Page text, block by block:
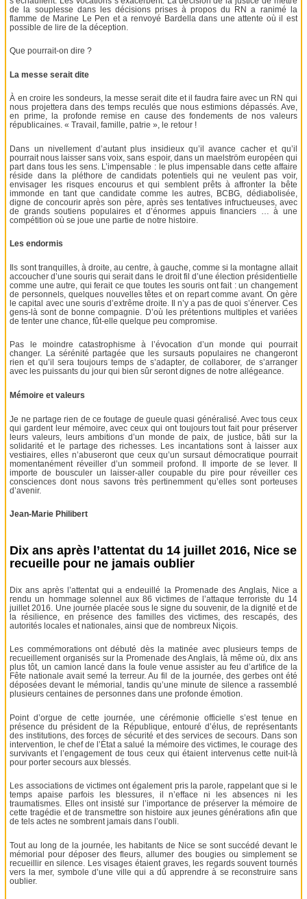
de la souplesse dans les décisions prises à propos du RN a ranimé la
flamme de Marine Le Pen et a renvoyé Bardella dans une attente où il est
possible de lire de la déception.
Que pourrait-on dire ?
La messe serait dite
À en croire les sondeurs, la messe serait dite et il faudra faire avec un RN qui
nous projettera dans des temps reculés que nous estimions dépassés. Ave,
en prime, la profonde remise en cause des fondements de nos valeurs
républicaines. « Travail, famille, patrie », le retour !
Dans un nivellement d’autant plus insidieux qu’il avance cacher et qu’il
pourrait nous laisser sans voix, sans espoir, dans un maelström européen qui
part dans tous les sens. L’impensable : le plus impensable dans cette affaire
réside dans la pléthore de candidats potentiels qui ne veulent pas voir,
envisager les risques encourus et qui semblent prêts à affronter la bête
immonde en tant que candidate comme les autres, BCBG, dédiabolisée,
digne de concourir après son père, après ses tentatives infructueuses, avec
de grands soutiens populaires et d’énormes appuis financiers … à une
compétition où se joue une partie de notre histoire.
Les endormis
Ils sont tranquilles, à droite, au centre, à gauche, comme si la montagne allait
accoucher d’une souris qui serait dans le droit fil d’une élection présidentielle
comme une autre, qui ferait ce que toutes les souris ont fait : un changement
de personnels, quelques nouvelles têtes et on repart comme avant. On gère
le capital avec une souris d’extrême droite. Il n’y a pas de quoi s’énerver. Ces
gens-là sont de bonne compagnie. D’où les prétentions multiples et variées
de tenter une chance, fût-elle quelque peu compromise.
Pas le moindre catastrophisme à l’évocation d’un monde qui pourrait
changer. La sérénité partagée que les sursauts populaires ne changeront
rien et qu’il sera toujours temps de s’adapter, de collaborer, de s’arranger
avec les puissants du jour qui bien sûr seront dignes de notre allégeance.
Mémoire et valeurs
Je ne partage rien de ce foutage de gueule quasi généralisé. Avec tous ceux
qui gardent leur mémoire, avec ceux qui ont toujours tout fait pour préserver
leurs valeurs, leurs ambitions d’un monde de paix, de justice, bâti sur la
solidarité et le partage des richesses. Les incantations sont à laisser aux
vestiaires, elles n’abuseront que ceux qu’un sursaut démocratique pourrait
momentanément réveiller d’un sommeil profond. Il importe de se lever. Il
importe de bousculer un laisser-aller coupable du pire pour réveiller ces
consciences dont nous savons très pertinemment qu’elles sont porteuses
d’avenir.
Jean-Marie Philibert
Dix ans après l’attentat du 14 juillet 2016, Nice se
recueille pour ne jamais oublier
Dix ans après l’attentat qui a endeuillé la Promenade des Anglais, Nice a
rendu un hommage solennel aux 86 victimes de l’attaque terroriste du 14
juillet 2016. Une journée placée sous le signe du souvenir, de la dignité et de
la résilience, en présence des familles des victimes, des rescapés, des
autorités locales et nationales, ainsi que de nombreux Niçois.
Les commémorations ont débuté dès la matinée avec plusieurs temps de
recueillement organisés sur la Promenade des Anglais, là même où, dix ans
plus tôt, un camion lancé dans la foule venue assister au feu d’artifice de la
Fête nationale avait semé la terreur. Au fil de la journée, des gerbes ont été
déposées devant le mémorial, tandis qu’une minute de silence a rassemblé
plusieurs centaines de personnes dans une profonde émotion.
Point d’orgue de cette journée, une cérémonie officielle s’est tenue en
présence du président de la République, entouré d’élus, de représentants
des institutions, des forces de sécurité et des services de secours. Dans son
intervention, le chef de l’État a salué la mémoire des victimes, le courage des
survivants et l’engagement de tous ceux qui étaient intervenus cette nuit-là
pour porter secours aux blessés.
Les associations de victimes ont également pris la parole, rappelant que si le
temps apaise parfois les blessures, il n’efface ni les absences ni les
traumatismes. Elles ont insisté sur l’importance de préserver la mémoire de
cette tragédie et de transmettre son histoire aux jeunes générations afin que
de tels actes ne sombrent jamais dans l’oubli.
Tout au long de la journée, les habitants de Nice se sont succédé devant le
mémorial pour déposer des fleurs, allumer des bougies ou simplement se
recueillir en silence. Les visages étaient graves, les regards souvent tournés
vers la mer, symbole d’une ville qui a dû apprendre à se reconstruire sans
oublier.